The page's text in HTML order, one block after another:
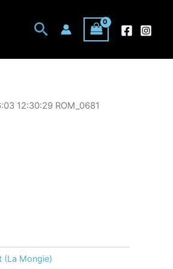
Rechercher
12:30:29 ROM_0681
(La Mongie)